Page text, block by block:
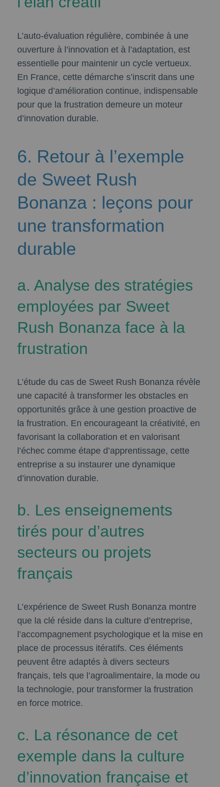
L’auto-évaluation régulière, combinée à une
ouverture à l’innovation et à l’adaptation, est
essentielle pour maintenir un cycle vertueux.
En France, cette démarche s’inscrit dans une
logique d’amélioration continue, indispensable
pour que la frustration demeure un moteur
d’innovation durable.
6. Retour à l’exemple
de Sweet Rush
Bonanza : leçons pour
une transformation
durable
a. Analyse des stratégies
employées par Sweet
Rush Bonanza face à la
frustration
L’étude du cas de Sweet Rush Bonanza révèle
une capacité à transformer les obstacles en
opportunités grâce à une gestion proactive de
la frustration. En encourageant la créativité, en
favorisant la collaboration et en valorisant
l’échec comme étape d’apprentissage, cette
entreprise a su instaurer une dynamique
d’innovation durable.
b. Les enseignements
tirés pour d’autres
secteurs ou projets
français
L’expérience de Sweet Rush Bonanza montre
que la clé réside dans la culture d’entreprise,
l’accompagnement psychologique et la mise en
place de processus itératifs. Ces éléments
peuvent être adaptés à divers secteurs
français, tels que l’agroalimentaire, la mode ou
la technologie, pour transformer la frustration
en force motrice.
c. La résonance de cet
exemple dans la culture
d’innovation française et